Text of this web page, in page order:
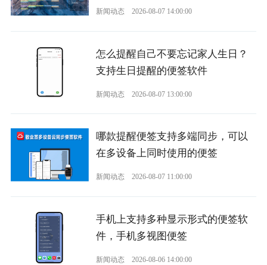
新闻动态 2026-08-07 14:00:00
怎么提醒自己不要忘记家人生日？
支持生日提醒的便签软件
新闻动态 2026-08-07 13:00:00
哪款提醒便签支持多端同步，可以
在多设备上同时使用的便签
新闻动态 2026-08-07 11:00:00
手机上支持多种显示形式的便签软
件，手机多视图便签
新闻动态 2026-08-06 14:00:00